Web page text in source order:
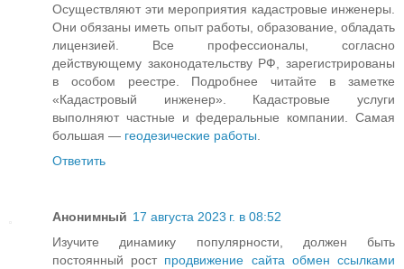
Осуществляют эти мероприятия кадастровые инженеры.
Они обязаны иметь опыт работы, образование, обладать
лицензией. Все профессионалы, согласно
действующему законодательству РФ, зарегистрированы
в особом реестре. Подробнее читайте в заметке
«Кадастровый инженер». Кадастровые услуги
выполняют частные и федеральные компании. Самая
большая — геодезические работы
Ответить
Анонимный 17 августа 2023 г. в 08:52
Изучите динамику популярности, должен быть
постоянный рост продвижение сайта обмен ссылками